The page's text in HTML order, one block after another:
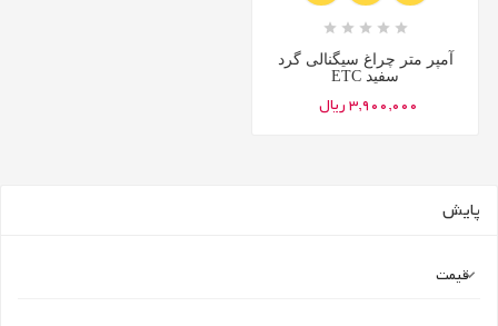
    
آمپر متر چراغ سیگنالی گرد
سفید ETC
3,900,000 ریال
پایش
قیمت